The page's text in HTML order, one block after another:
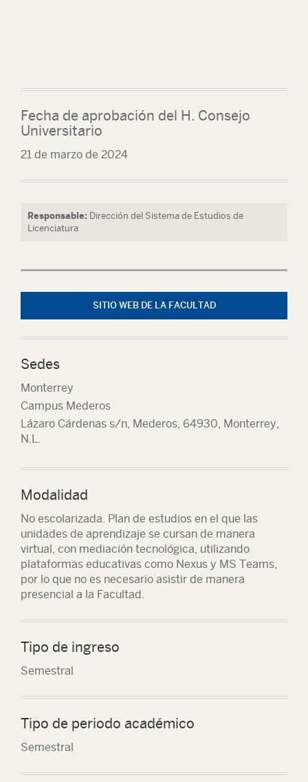
Fecha de aprobación del H. Consejo
Universitario
21 de marzo de 2024
Responsable: Dirección del Sistema de Estudios de
Licenciatura
SITIO WEB DE LA FACULTAD
Sedes
Monterrey
Campus Mederos
Lázaro Cárdenas s/n, Mederos, 64930, Monterrey,
N.L.
Modalidad
No escolarizada. Plan de estudios en el que las
unidades de aprendizaje se cursan de manera
virtual, con mediación tecnológica, utilizando
plataformas educativas como Nexus y MS Teams,
por lo que no es necesario asistir de manera
presencial a la Facultad.
Tipo de ingreso
Semestral
Tipo de periodo académico
Semestral